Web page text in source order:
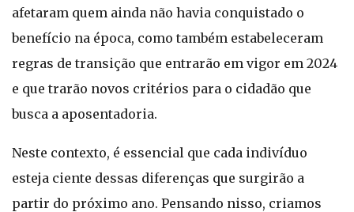
afetaram quem ainda não havia conquistado o
benefício na época, como também estabeleceram
regras de transição que entrarão em vigor em 2024
e que trarão novos critérios para o cidadão que
busca a aposentadoria.
Neste contexto, é essencial que cada indivíduo
esteja ciente dessas diferenças que surgirão a
partir do próximo ano. Pensando nisso, criamos